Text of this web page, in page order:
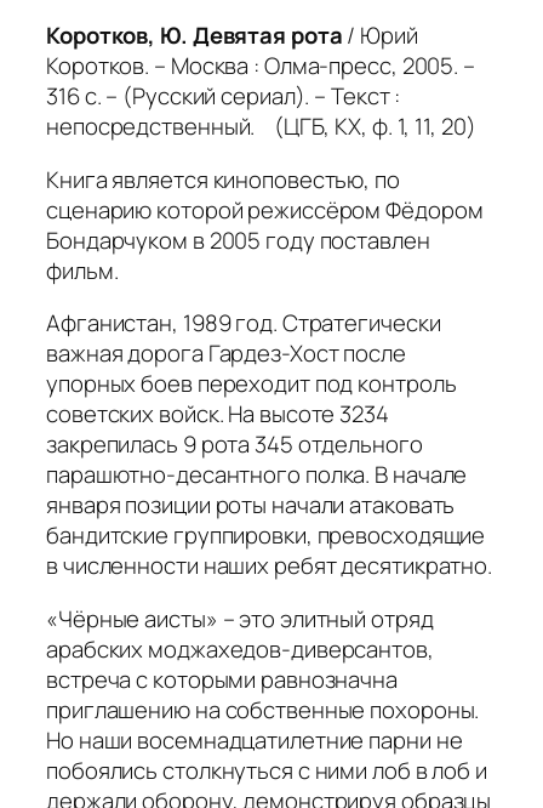
Коротков, Ю. Девятая рота/ Юрий
Коротков. – Москва : Олма-пресс, 2005. –
316 с. – (Русский сериал). – Текст :
непосредственный. (ЦГБ, КХ, ф. 1, 11, 20)
Книга является киноповестью, по
сценарию которой режиссёром Фёдором
Бондарчуком в 2005 году поставлен
фильм.
Афганистан, 1989 год. Стратегически
важная дорога Гардез-Хост после
упорных боев переходит под контроль
советских войск. На высоте 3234
закрепилась 9 рота 345 отдельного
парашютно-десантного полка. В начале
января позиции роты начали атаковать
бандитские группировки, превосходящие
в численности наших ребят десятикратно.
«Чёрные аисты» – это элитный отряд
арабских моджахедов-диверсантов,
встреча с которыми равнозначна
приглашению на собственные похороны.
Но наши восемнадцатилетние парни не
побоялись столкнуться с ними лоб в лоб и
держали оборону, демонстрируя образцы